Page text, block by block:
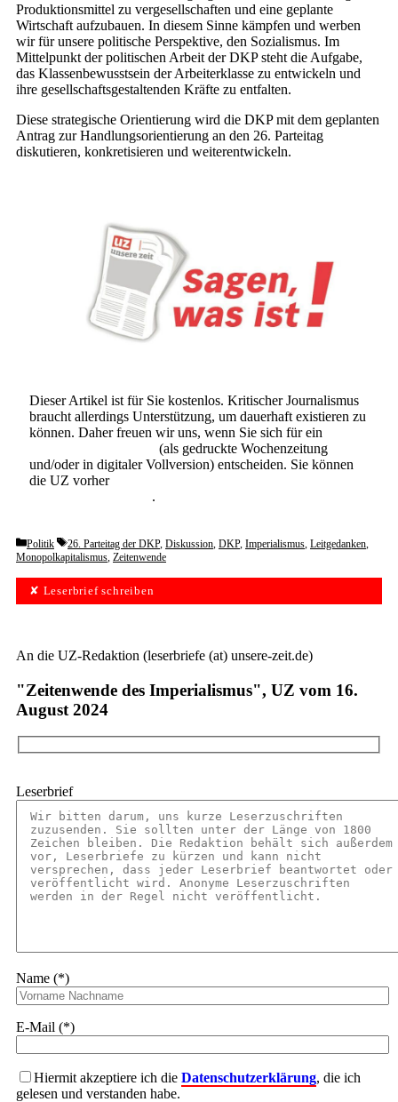
Produktionsmittel zu vergesellschaften und eine geplante
Wirtschaft aufzubauen. In diesem Sinne kämpfen und werben
wir für unsere politische Perspektive, den Sozialismus. Im
Mittelpunkt der politischen Arbeit der DKP steht die Aufgabe,
das Klassenbewusstsein der Arbeiterklasse zu entwickeln und
ihre gesellschaftsgestaltenden Kräfte zu entfalten.
Diese strategische Orientierung wird die DKP mit dem geplanten
Antrag zur Handlungsorientierung an den 26. Parteitag
diskutieren, konkretisieren und weiterentwickeln.
Dieser Artikel ist für Sie kostenlos. Kritischer Journalismus
braucht allerdings Unterstützung, um dauerhaft existieren zu
können. Daher freuen wir uns, wenn Sie sich für ein
(als gedruckte Wochenzeitung
und/oder in digitaler Vollversion) entscheiden. Sie können
die UZ vorher
.
Categories
Politik Tags
26. Parteitag der DKP, Diskussion, DKP, Imperialismus, Leitgedanken,
Monopolkapitalismus, Zeitenwende
✘ Leserbrief schreiben
An die UZ-Redaktion (leserbriefe (at) unsere-zeit.de)
"Zeitenwende des Imperialismus", UZ vom 16.
August 2024
Leserbrief
Name (*)
E-Mail (*)
Hiermit akzeptiere ich die Datenschutzerklärung, die ich
gelesen und verstanden habe.